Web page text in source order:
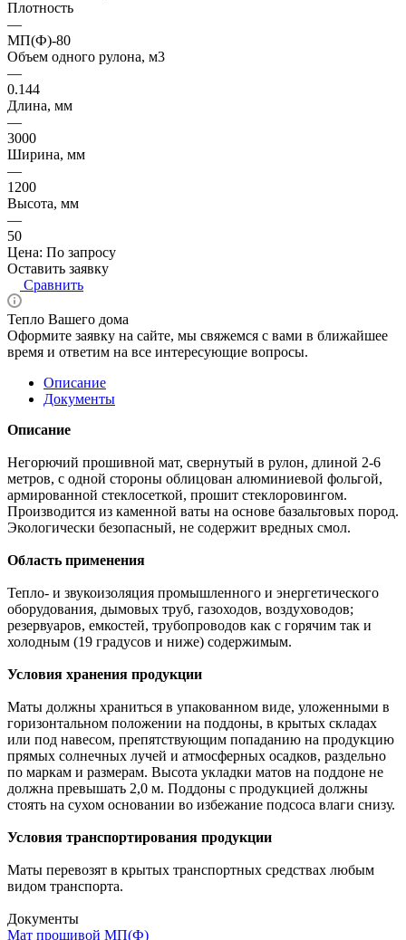
Плотность
—
МП(Ф)-80
Объем одного рулона, м3
—
0.144
Длина, мм
—
3000
Ширина, мм
—
1200
Высота, мм
—
50
Цена: По запросу
Оставить заявку
Сравнить
Тепло Вашего дома
Оформите заявку на сайте, мы свяжемся с вами в ближайшее
время и ответим на все интересующие вопросы.
Описание
Документы
Описание
Негорючий прошивной мат, свернутый в рулон, длиной 2-6
метров, с одной стороны облицован алюминиевой фольгой,
армированной стеклосеткой, прошит стеклоровингом.
Производится из каменной ваты на основе базальтовых пород.
Экологически безопасный, не содержит вредных смол.
Область применения
Тепло- и звукоизоляция промышленного и энергетического
оборудования, дымовых труб, газоходов, воздуховодов;
резервуаров, емкостей, трубопроводов как с горячим так и
холодным (19 градусов и ниже) содержимым.
Условия хранения продукции
Маты должны храниться в упакованном виде, уложенными в
горизонтальном положении на поддоны, в крытых складах
или под навесом, препятствующим попаданию на продукцию
прямых солнечных лучей и атмосферных осадков, раздельно
по маркам и размерам. Высота укладки матов на поддоне не
должна превышать 2,0 м. Поддоны с продукцией должны
стоять на сухом основании во избежание подсоса влаги снизу.
Условия транспортирования продукции
Маты перевозят в крытых транспортных средствах любым
видом транспорта.
Документы
Мат прошивой МП(Ф)